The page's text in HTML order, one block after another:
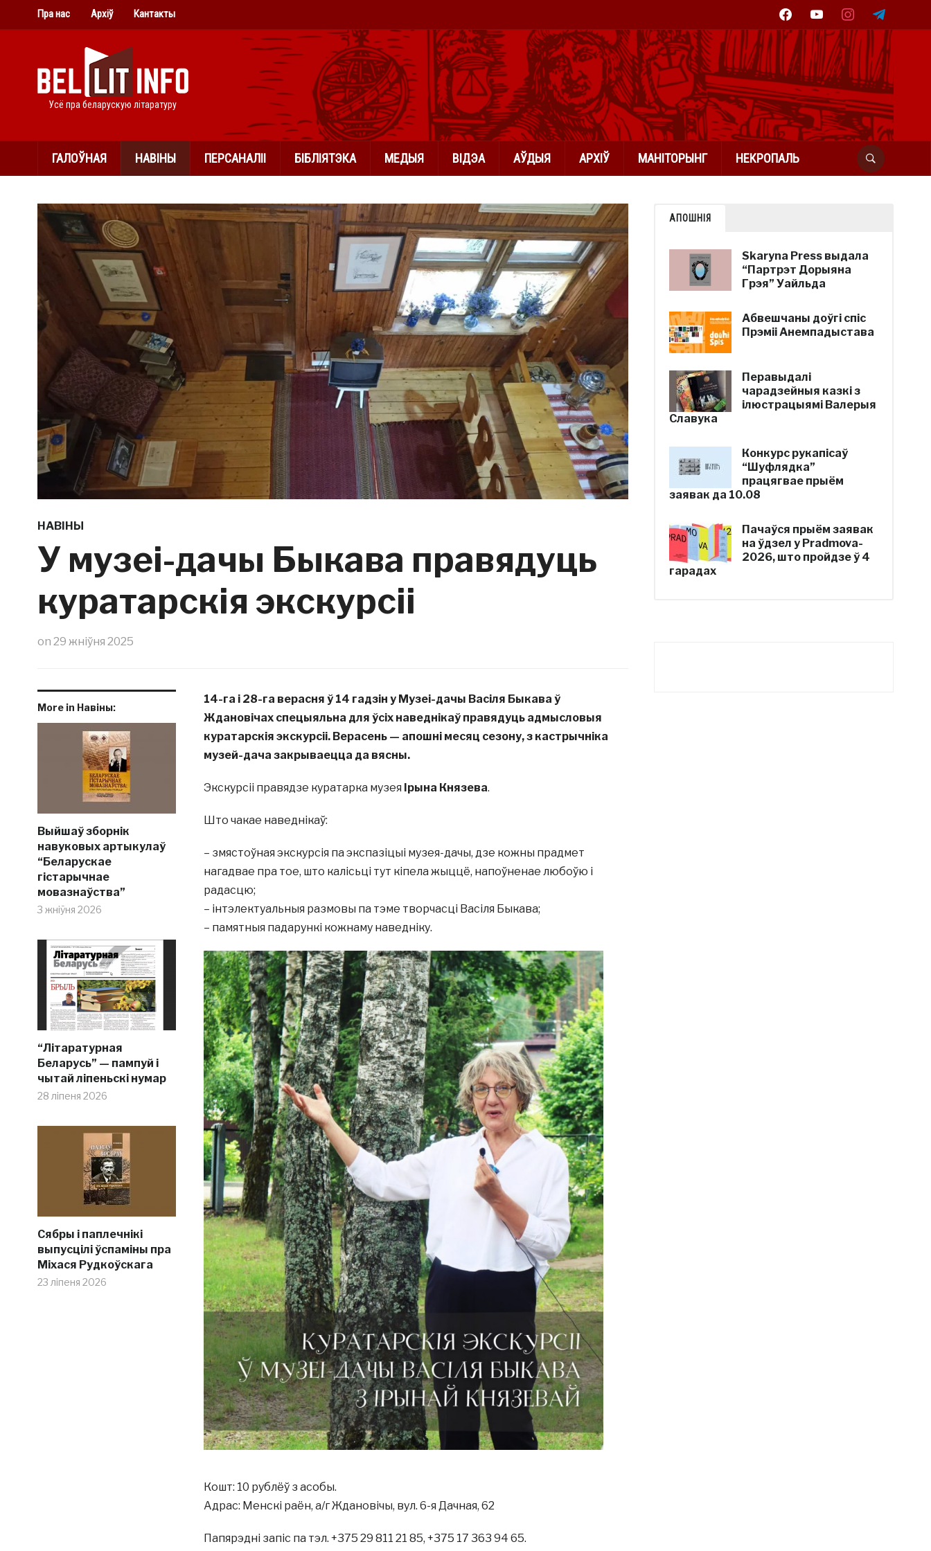
facebookyoutube instagramtelegram
Пра нас Архіў Кантакты
Усё пра беларускую літаратуру
ГАЛОЎНАЯ НАВІНЫ ПЕРСАНАЛІІ БІБЛІЯТЭКА МЕДЫЯ ВІДЭА АЎДЫЯ АРХІЎ МАНІТОРЫНГ НЕКРОПАЛЬ
НАВІНЫ
У музеі-дачы Быкава правядуць
куратарскія экскурсіі
on 29 жніўня 2025
More in Навіны:
Выйшаў зборнік
навуковых артыкулаў
“Беларускае
гістарычнае
мовазнаўства”
3 жніўня 2026
“Літаратурная
Беларусь” — пампуй і
чытай ліпеньскі нумар
28 ліпеня 2026
Сябры і паплечнікі
выпусцілі ўспаміны пра
Міхася Рудкоўскага
23 ліпеня 2026
14-га і 28-га верасня ў 14 гадзін у Музеі-дачы Васіля Быкава ў
Ждановічах спецыяльна для ўсіх наведнікаў правядуць адмысловыя
куратарскія экскурсіі. Верасень — апошні месяц сезону, з кастрычніка
музей-дача закрываецца да вясны.
Экскурсіі правядзе куратарка музея Ірына Князева.
Што чакае наведнікаў:
– змястоўная экскурсія па экспазіцыі музея-дачы, дзе кожны прадмет
нагадвае пра тое, што калісьці тут кіпела жыццё, напоўненае любоўю і
радасцю;
– інтэлектуальныя размовы па тэме творчасці Васіля Быкава;
– памятныя падарункі кожнаму наведніку.
Кошт: 10 рублёў з асобы.
Адрас: Менскі раён, а/г Ждановічы, вул. 6-я Дачная, 62
Папярэдні запіс па тэл. +375 29 811 21 85, +375 17 363 94 65.
АПОШНІЯ
Skaryna Press выдала
“Партрэт Дорыяна
Грэя” Уайльда
Абвешчаны доўгі спіс
Прэміі Анемпадыстава
Перавыдалі
чарадзейныя казкі з
ілюстрацыямі Валерыя
Славука
Конкурс рукапісаў
“Шуфлядка”
працягвае прыём
заявак да 10.08
Пачаўся прыём заявак
на ўдзел у Pradmova-
2026, што пройдзе ў 4
гарадах